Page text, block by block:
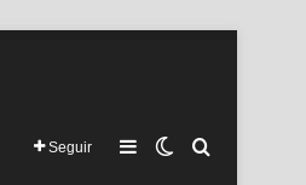
Seguir Barra lateral
Switch skin